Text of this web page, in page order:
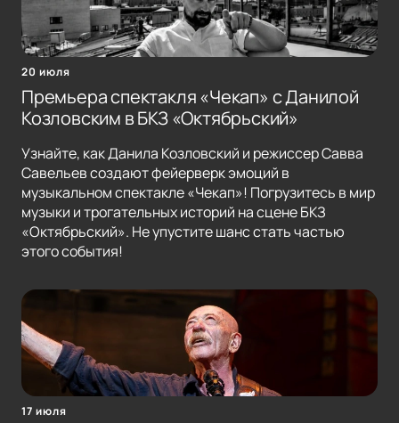
20 июля
Премьера спектакля «Чекап» с Данилой
Козловским в БКЗ «Октябрьский»
Узнайте, как Данила Козловский и режиссер Савва
Савельев создают фейерверк эмоций в
музыкальном спектакле «Чекап»! Погрузитесь в мир
музыки и трогательных историй на сцене БКЗ
«Октябрьский». Не упустите шанс стать частью
этого события!
17 июля